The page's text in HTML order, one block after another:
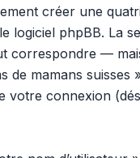
créer une
phpBB. La
correspondre —
de mamans suisses
votre connexion